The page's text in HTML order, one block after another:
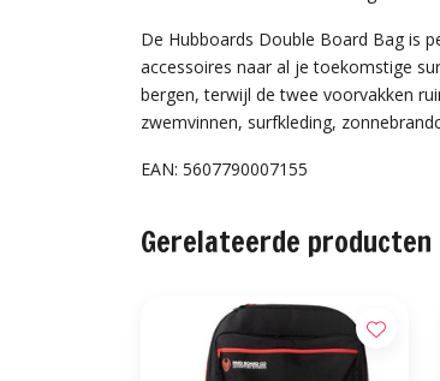
De Hubboards Double Board Bag is
accessoires naar al je toekomstige
bergen, terwijl de twee voorvakken
zwemvinnen, surfkleding,
EAN: 5607790007155
Gerelateerde producten